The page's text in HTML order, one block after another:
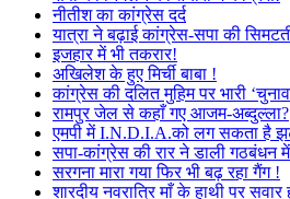
नीतीश का कांग्रेस दर्द
यात्रा ने बढ़ाई कांग्रेस-सपा की
इजहार में भी तकरार!
अखिलेश के हुए मिर्ची बाबा !
कांग्रेस की दलित मुहिम पर भारी
रामपुर जेल से कहाँ गए आजम-अब्दुल्ला?
एमपी में I.N.D.I.A.को लग सकता है
सपा-कांग्रेस की रार ने डाली गठबंधन में
सरगना मारा गया फिर भी बढ़ रहा गैंग !
शारदीय नवरात्रि माँ के हाथी पर